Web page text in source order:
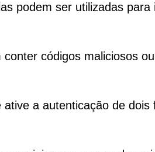
podem ser utilizadas para
códigos maliciosos
a autenticação de dois